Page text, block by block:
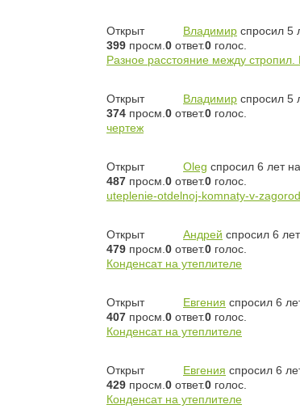
Открыт Владимир спросил 5
399 просм.0 ответ.0 голос.
Разное расстояние между
Открыт Владимир спросил 5
374 просм.0 ответ.0 голос.
чертеж
Открыт Oleg спросил 6 лет
487 просм.0 ответ.0 голос.
uteplenie-otdelnoj-komnaty-v-
Открыт Андрей спросил 6
479 просм.0 ответ.0 голос.
Конденсат на утеплителе
Открыт Евгения спросил 6
407 просм.0 ответ.0 голос.
Конденсат на утеплителе
Открыт Евгения спросил 6
429 просм.0 ответ.0 голос.
Конденсат на утеплителе